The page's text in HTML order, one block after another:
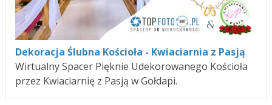
Dekoracja Ślubna Kościoła - Kwiaciarnia z Pasją
Wirtualny Spacer Pięknie Udekorowanego Kościoła
przez Kwiaciarnię z Pasją w Gołdapi.